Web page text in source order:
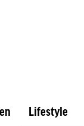
Lifestyle